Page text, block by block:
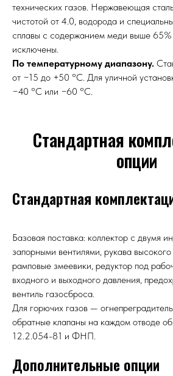
технических газов. Нержавеющая
чистотой от 4.0, водорода и
сплавы с содержанием меди выше 65%
исключены.
По температурному диапазону.
от −15 до +50 °С. Для уличной
−40 °С или −60 °С.
Стандартная
опции
Стандартная
Базовая поставка: коллектор с двумя
запорными вентилями, рукава
рамповые змеевики, редуктор под
входного и выходного давления,
вентиль газосброса.
Для горючих газов —
обратные клапаны на каждом отводе
12.2.054-81 и ФНП.
Дополнительные опции